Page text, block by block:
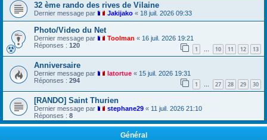
32 ème rando des rives de Vilaine
Dernier message par Jakijako « 18 juil. 2026 09:33
Photo/Video du Net
Dernier message par Toolman « 16 juil. 2026 19:21
Réponses : 120 1 … 10 11 12 13
Anniversaire
Dernier message par latortue « 15 juil. 2026 19:31
Réponses : 294 1 27 28 29 30
[RANDO] Saint Thurien
Dernier message par stephane29 « 11 juil. 2026 21:10
Réponses : 8
Général